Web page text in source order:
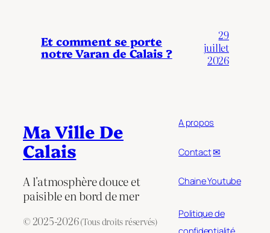
Et comment se porte
notre Varan de Calais ?
29
juillet
2026
Ma Ville De
Calais
A l'atmosphère douce et
paisible en bord de mer
© 2025-2026(Tous droits réservés)
A propos
Contact✉
Chaine Youtube
Politique de
confidentialité